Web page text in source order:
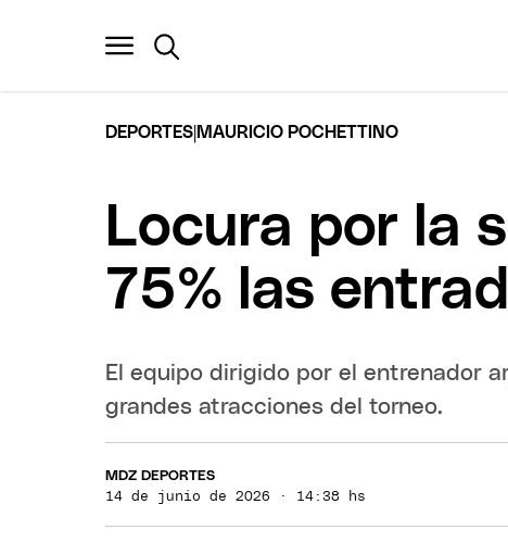
DEPORTES MAURICIO POCHETTINO
Locura por la
75% las
El equipo dirigido por el entrenador
grandes atracciones del torneo.
MDZ DEPORTES
14 de junio de 2026 · 14:38 hs